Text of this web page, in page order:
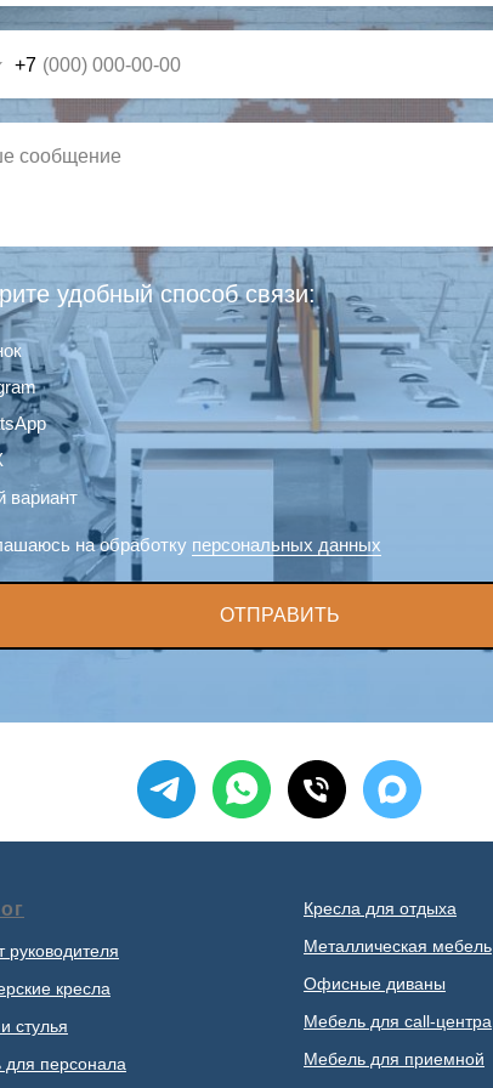
+7
удобный способ связи:
вариант
на обработку персональных данных
ОТПРАВИТЬ
руководителя
кресла
стулья
персонала
Кресла для отдыха
Металлическая мебель
Офисные диваны
Мебель для call-центра
Мебель для приемной